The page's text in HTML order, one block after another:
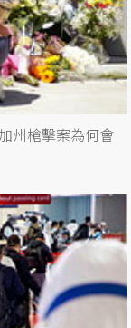
州槍擊案為何會